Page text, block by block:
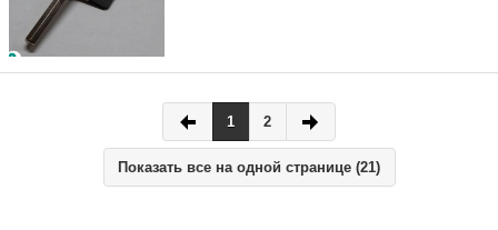
1 2
Показать все на одной странице (21)